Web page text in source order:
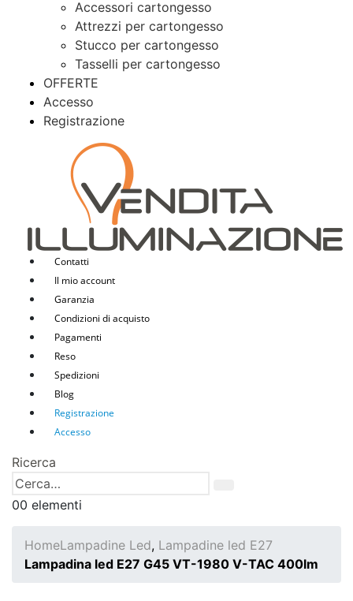
Accessori cartongesso
Attrezzi per cartongesso
Stucco per cartongesso
Tasselli per cartongesso
OFFERTE
Accesso
Registrazione
Contatti
Il mio account
Garanzia
Condizioni di acquisto
Pagamenti
Reso
Spedizioni
Blog
Registrazione
Accesso
Ricerca
00 elementi
HomeLampadine Led, Lampadine led E27
Lampadina led E27 G45 VT-1980 V-TAC 400lm